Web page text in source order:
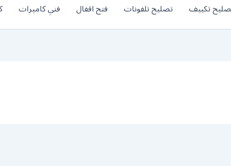
تكييف تصليح تلفونات فتح اقفال فني كاميرات